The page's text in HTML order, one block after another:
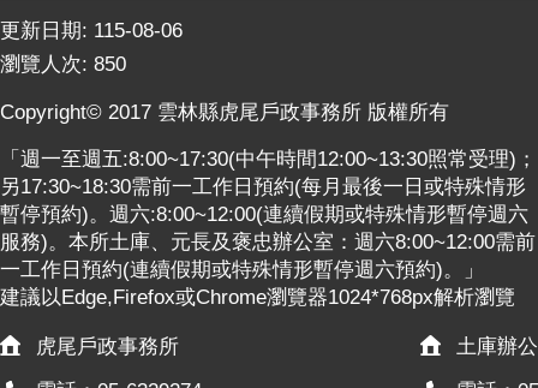
更新日期: 115-08-06
瀏覽人次: 850
Copyright© 2017 雲林縣虎尾戶政事務所 版權所有
「週一至週五:8:00~17:30(中午時間12:00~13:30照常受理)；
另17:30~18:30需前一工作日預約(每月最後一日或特殊情形
暫停預約)。週六:8:00~12:00(連續假期或特殊情形暫停週六
服務)。本所土庫、元長及褒忠辦公室：週六8:00~12:00需前
一工作日預約(連續假期或特殊情形暫停週六預約)。」
建議以Edge,Firefox或Chrome瀏覽器1024*768px解析瀏覽
虎尾戶政事務所
土庫辦